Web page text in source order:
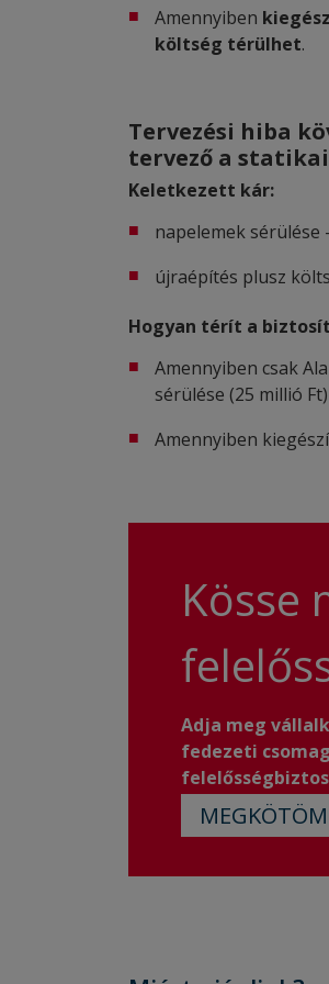
Amennyiben
költség térülhet.
Tervezési hiba
tervező a
Keletkezett kár:
napelemek sérülése
újraépítés plusz
Hogyan térít a
Amennyiben csak
sérülése (25 millió
Amennyiben
Kösse
Adja meg
fedezeti
MEGKÖTÖM